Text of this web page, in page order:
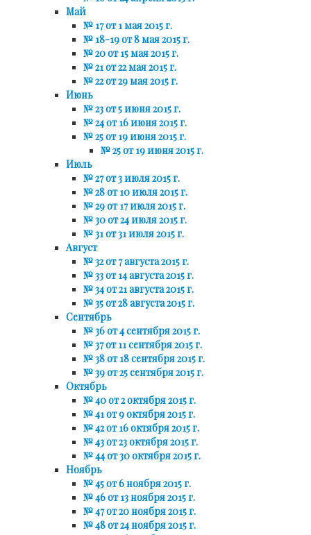
Май
№ 17 от 1 мая 2015 г.
№ 18-19 от 8 мая 2015 г.
№ 20 от 15 мая 2015 г.
№ 21 от 22 мая 2015 г.
№ 22 от 29 мая 2015 г.
Июнь
№ 23 от 5 июня 2015 г.
№ 24 от 16 июня 2015 г.
№ 25 от 19 июня 2015 г.
№ 25 от 19 июня 2015 г.
Июль
№ 27 от 3 июля 2015 г.
№ 28 от 10 июля 2015 г.
№ 29 от 17 июля 2015 г.
№ 30 от 24 июля 2015 г.
№ 31 от 31 июля 2015 г.
Август
№ 32 от 7 августа 2015 г.
№ 33 от 14 августа 2015 г.
№ 34 от 21 августа 2015 г.
№ 35 от 28 августа 2015 г.
Сентябрь
№ 36 от 4 сентября 2015 г.
№ 37 от 11 сентября 2015 г.
№ 38 от 18 сентября 2015 г.
№ 39 от 25 сентября 2015 г.
Октябрь
№ 40 от 2 октября 2015 г.
№ 41 от 9 октября 2015 г.
№ 42 от 16 октября 2015 г.
№ 43 от 23 октября 2015 г.
№ 44 от 30 октября 2015 г.
Ноябрь
№ 45 от 6 ноября 2015 г.
№ 46 от 13 ноября 2015 г.
№ 47 от 20 ноября 2015 г.
№ 48 от 24 ноября 2015 г.